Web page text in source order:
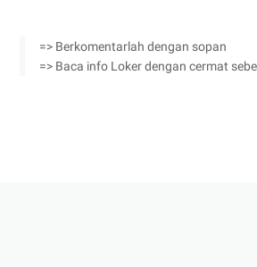
=> Berkomentarlah dengan sopan
=> Baca info Loker dengan cermat